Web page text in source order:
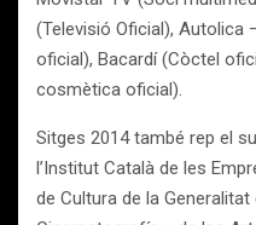
(Televisió Oficial), Autolica
oficial), Bacardí (Còctel
cosmètica oficial).
Sitges 2014 també rep el
l’Institut Català de les
de Cultura de la